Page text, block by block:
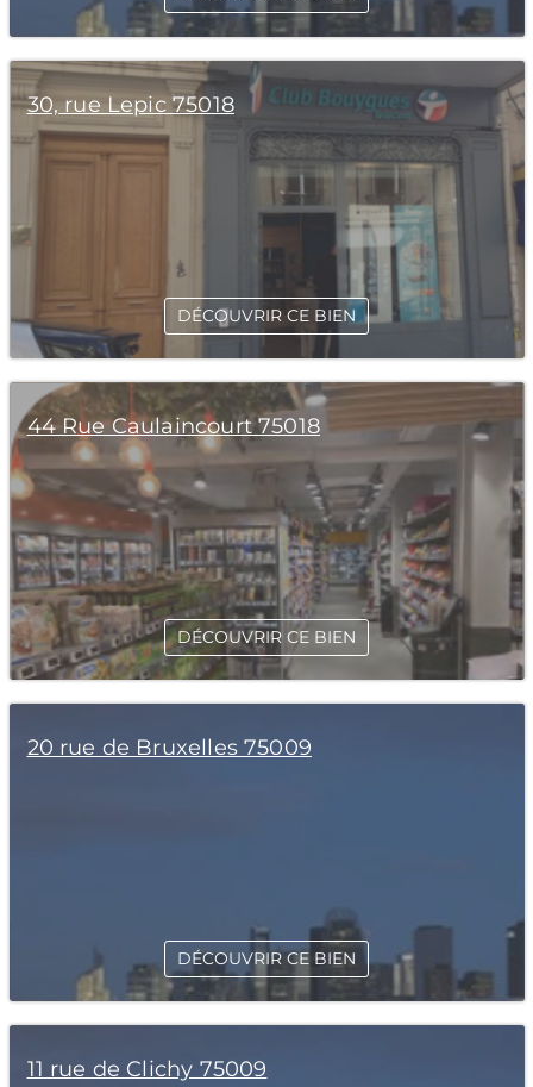
30, rue Lepic 75018
DÉCOUVRIR CE BIEN
44 Rue Caulaincourt 75018
DÉCOUVRIR CE BIEN
20 rue de Bruxelles 75009
DÉCOUVRIR CE BIEN
11 rue de Clichy 75009